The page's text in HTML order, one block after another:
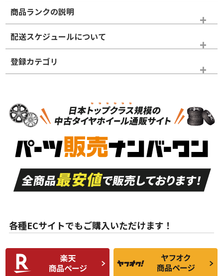
商品ランクの説明
※商品ランクは出品者の主観により判断しておりますので、あら
かじめご了承ください。
ホイールランク
S
品）
S
新車外し品（新古
付き
A
走行距離も少なく、
目立つ傷もほとんど
ない中古品
A
走行距離も少なく、
非常に状態の良い中
古品
な中古品
んどない中古品
C
比較的きれいな中古
品
C
られるが、使用に問
題のない中古品
配送スケジュールについて
登録カテゴリ
タイヤホイールセット
各種ECサイトでもご購入いただけます！